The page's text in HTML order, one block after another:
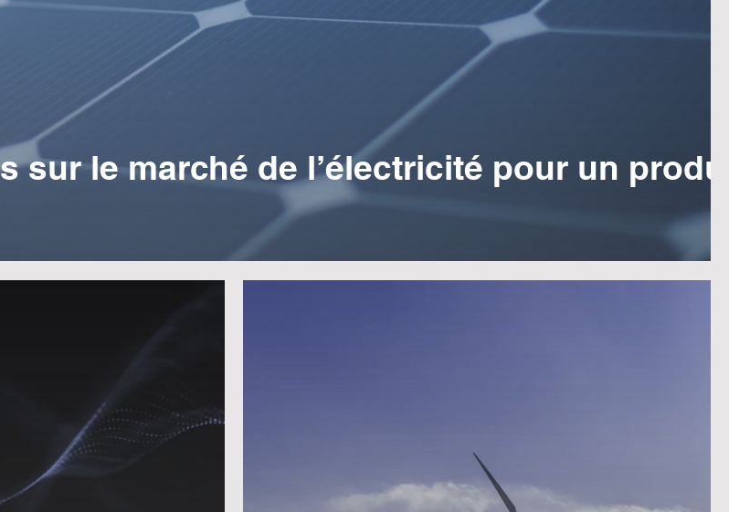
sur le marché de l’électricité pour un